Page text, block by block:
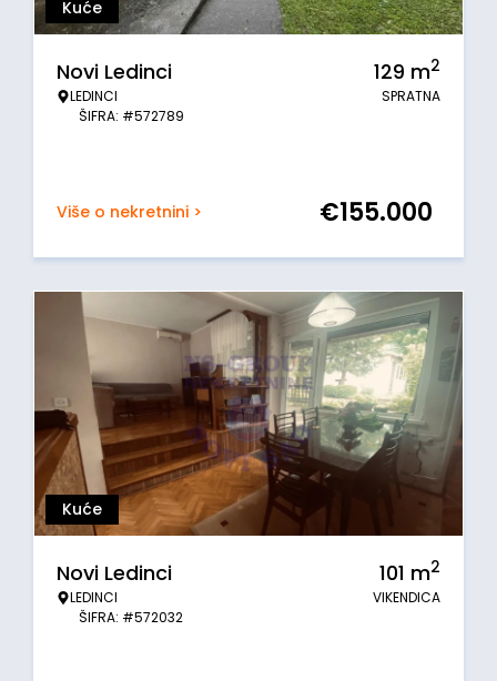
Kuće
Novi Ledinci
LEDINCI
ŠIFRA: #572789
129 m2
SPRATNA
Više o nekretnini > €155.000
Kuće
Novi Ledinci
LEDINCI
ŠIFRA: #572032
101 m2
VIKENDICA